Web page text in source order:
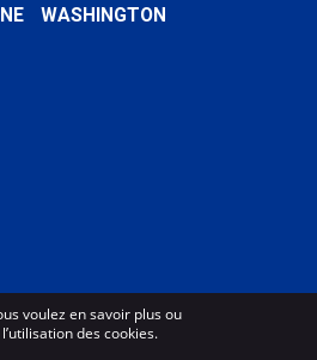
WASHINGTON
voulez en savoir plus ou
des cookies.